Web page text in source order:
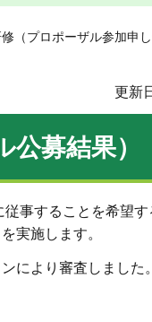
（プロポーザル参加申し
更新
募結果）
事することを希望す
実施します。
により審査しました。